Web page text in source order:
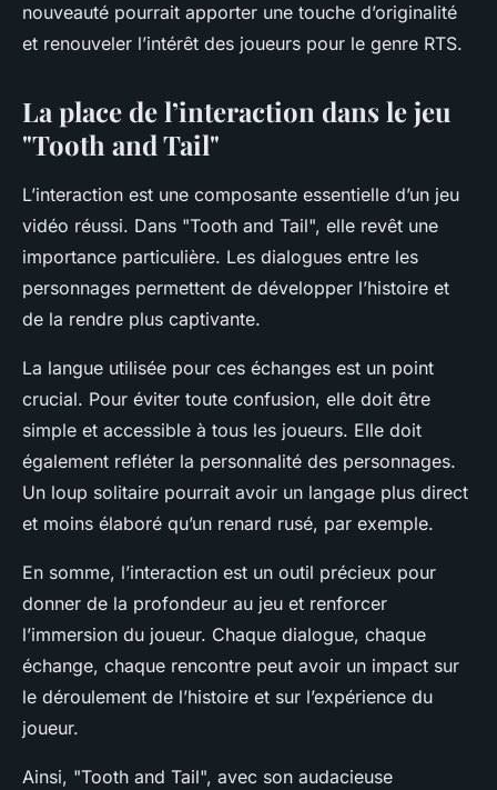
nouveauté pourrait apporter une touche d’originalité
et renouveler l’intérêt des joueurs pour le genre RTS.
La place de l’interaction dans le jeu
"Tooth and Tail"
L’interaction est une composante essentielle d’un jeu
vidéo réussi. Dans "Tooth and Tail", elle revêt une
importance particulière. Les dialogues entre les
personnages permettent de développer l’histoire et
de la rendre plus captivante.
La langue utilisée pour ces échanges est un point
crucial. Pour éviter toute confusion, elle doit être
simple et accessible à tous les joueurs. Elle doit
également refléter la personnalité des personnages.
Un loup solitaire pourrait avoir un langage plus direct
et moins élaboré qu’un renard rusé, par exemple.
En somme, l’interaction est un outil précieux pour
donner de la profondeur au jeu et renforcer
l’immersion du joueur. Chaque dialogue, chaque
échange, chaque rencontre peut avoir un impact sur
le déroulement de l’histoire et sur l’expérience du
joueur.
Ainsi, "Tooth and Tail", avec son audacieuse